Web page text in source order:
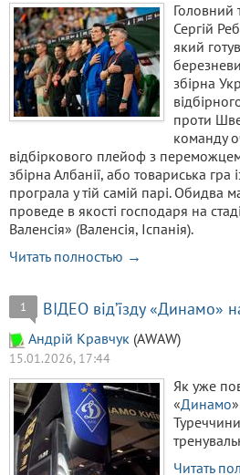
Головний
Сергій
який
збірна
проти
команду
відбіркового плейоф з
збірна Албанії, або товариська
програла у тій самій парі. Обидва
проведе в якості господаря на
Валенсія» (Валенсія, Іспанія).
Читать полностью →
1 ВІДЕО від’їзду «Динамо»
Aндрiй Кравчук (AWAW)
15.01.2026, 17:44
Як уже
«Динамо
Читать